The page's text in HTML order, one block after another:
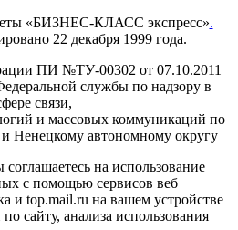
«БИЗНЕС-КЛАСС экспресс».
22 декабря 1999 года.
ПИ №ТУ-00302 от 07.10.2011
службы по надзору в
связи,
и массовых коммуникаций по
и Ненецкому автономному округу
на использование
с помощью сервисов веб
и top.mail.ru на вашем устройстве
сайту, анализа использования